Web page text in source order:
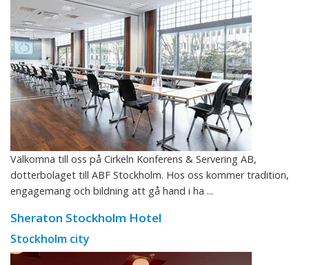
Välkomna till oss på Cirkeln Konferens & Servering AB,
dotterbolaget till ABF Stockholm. Hos oss kommer tradition,
engagemang och bildning att gå hand i ha ...
Sheraton Stockholm Hotel
Stockholm city